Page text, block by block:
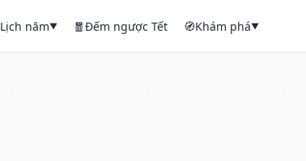
Lịch năm▼ 🧧Đếm ngược Tết 🧭Khám phá▼